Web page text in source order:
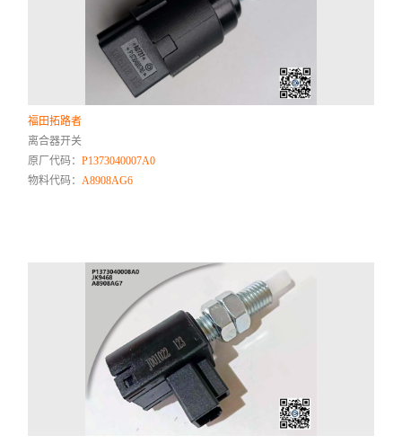
福田拓路者
离合器开关
原厂代码：P1373040007A0
物料代码：A8908AG6